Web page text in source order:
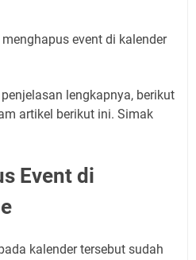
event di kalender
lengkapnya, berikut
artikel berikut ini. Simak
Event di
kalender tersebut sudah